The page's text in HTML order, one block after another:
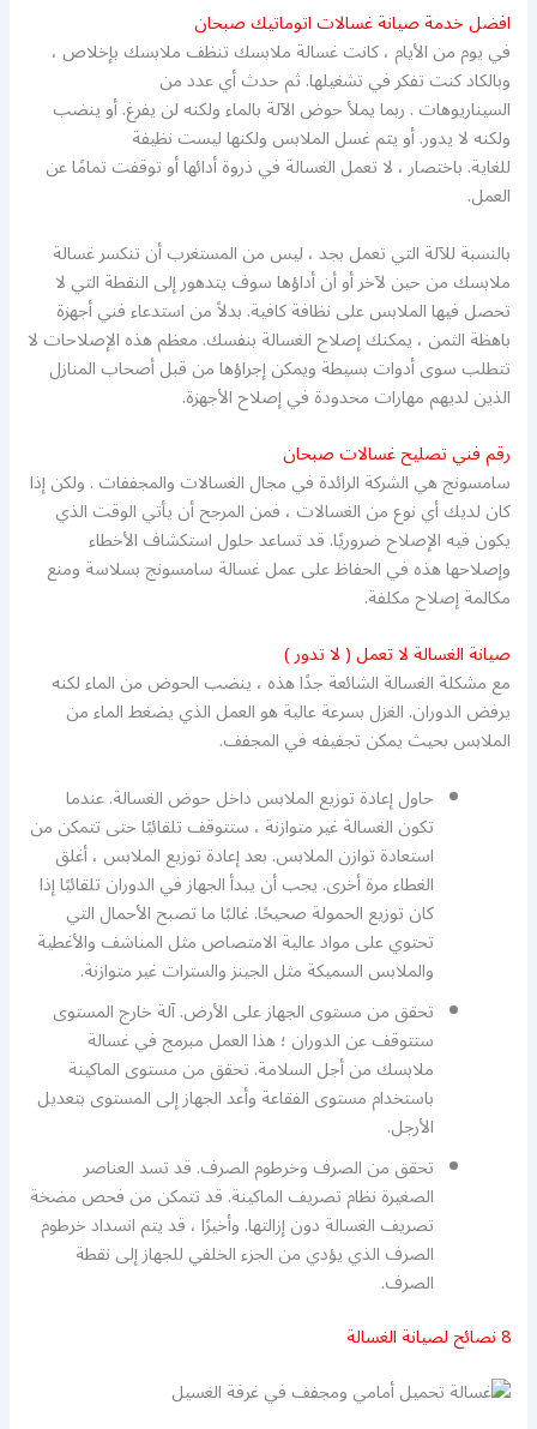
افضل خدمة صيانة غسالات اتوماتيك صبحان
في يوم من الأيام ، كانت غسالة ملابسك تنظف ملابسك بإخلاص ،
وبالكاد كنت تفكر في تشغيلها. ثم حدث أي عدد من
السيناريوهات . ربما يملأ حوض الآلة بالماء ولكنه لن يفرغ. أو ينضب
ولكنه لا يدور. أو يتم غسل الملابس ولكنها ليست نظيفة
للغاية. باختصار ، لا تعمل الغسالة في ذروة أدائها أو توقفت تمامًا عن
العمل.
بالنسبة للآلة التي تعمل بجد ، ليس من المستغرب أن تنكسر غسالة
ملابسك من حين لآخر أو أن أداؤها سوف يتدهور إلى النقطة التي لا
تحصل فيها الملابس على نظافة كافية. بدلاً من استدعاء فني أجهزة
باهظة الثمن ، يمكنك إصلاح الغسالة بنفسك. معظم هذه الإصلاحات لا
تتطلب سوى أدوات بسيطة ويمكن إجراؤها من قبل أصحاب المنازل
الذين لديهم مهارات محدودة في إصلاح الأجهزة.
رقم فني تصليح غسالات صبحان
سامسونج هي الشركة الرائدة في مجال الغسالات والمجففات . ولكن إذا
كان لديك أي نوع من الغسالات ، فمن المرجح أن يأتي الوقت الذي
يكون فيه الإصلاح ضروريًا. قد تساعد حلول استكشاف الأخطاء
وإصلاحها هذه في الحفاظ على عمل غسالة سامسونج بسلاسة ومنع
مكالمة إصلاح مكلفة.
صيانة الغسالة لا تعمل ( لا تدور )
مع مشكلة الغسالة الشائعة جدًا هذه ، ينضب الحوض من الماء لكنه
يرفض الدوران. الغزل بسرعة عالية هو العمل الذي يضغط الماء من
الملابس بحيث يمكن تجفيفه في المجفف.
حاول إعادة توزيع الملابس داخل حوض الغسالة. عندما
تكون الغسالة غير متوازنة ، ستتوقف تلقائيًا حتى تتمكن من
استعادة توازن الملابس. بعد إعادة توزيع الملابس ، أغلق
الغطاء مرة أخرى. يجب أن يبدأ الجهاز في الدوران تلقائيًا إذا
كان توزيع الحمولة صحيحًا. غالبًا ما تصبح الأحمال التي
تحتوي على مواد عالية الامتصاص مثل المناشف والأغطية
والملابس السميكة مثل الجينز والسترات غير متوازنة.
تحقق من مستوى الجهاز على الأرض. آلة خارج المستوى
ستتوقف عن الدوران ؛ هذا العمل مبرمج في غسالة
ملابسك من أجل السلامة. تحقق من مستوى الماكينة
باستخدام مستوى الفقاعة وأعد الجهاز إلى المستوى بتعديل
الأرجل.
تحقق من الصرف وخرطوم الصرف. قد تسد العناصر
الصغيرة نظام تصريف الماكينة. قد تتمكن من فحص مضخة
تصريف الغسالة دون إزالتها. وأخيرًا ، قد يتم انسداد خرطوم
الصرف الذي يؤدي من الجزء الخلفي للجهاز إلى نقطة
الصرف.
8 نصائح لصيانة الغسالة